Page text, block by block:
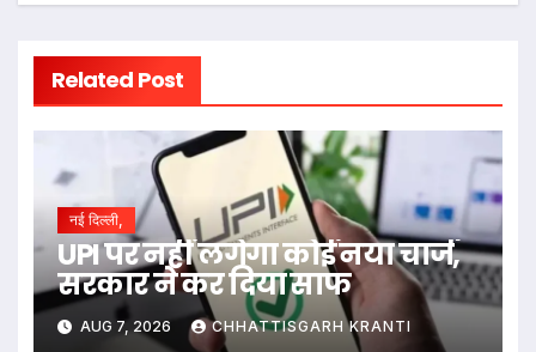
Related Post
नई दिल्ली,
UPI पर नहीं लगेगा कोई नया चार्ज,
सरकार ने कर दिया साफ
AUG 7, 2026 CHHATTISGARH KRANTI